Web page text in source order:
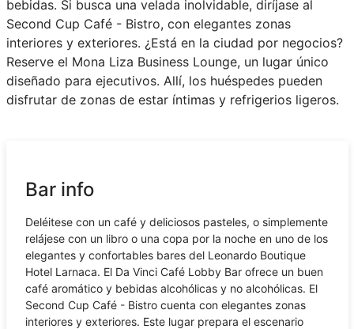
bebidas. Si busca una velada inolvidable, diríjase al
Second Cup Café - Bistro, con elegantes zonas
interiores y exteriores. ¿Está en la ciudad por negocios?
Reserve el Mona Liza Business Lounge, un lugar único
diseñado para ejecutivos. Allí, los huéspedes pueden
disfrutar de zonas de estar íntimas y refrigerios ligeros.
Bar info
Deléitese con un café y deliciosos pasteles, o simplemente
relájese con un libro o una copa por la noche en uno de los
elegantes y confortables bares del Leonardo Boutique
Hotel Larnaca. El Da Vinci Café Lobby Bar ofrece un buen
café aromático y bebidas alcohólicas y no alcohólicas. El
Second Cup Café - Bistro cuenta con elegantes zonas
interiores y exteriores. Este lugar prepara el escenario